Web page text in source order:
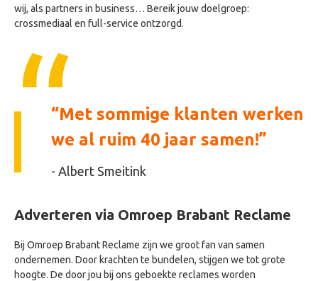
wij, als partners in business… Bereik jouw doelgroep:
crossmediaal en full-service ontzorgd.
Met sommige klanten werken
we al ruim 40 jaar samen!
- Albert Smeitink
Adverteren via Omroep Brabant Reclame
Bij Omroep Brabant Reclame zijn we groot fan van samen
ondernemen. Door krachten te bundelen, stijgen we tot grote
hoogte. De door jou bij ons geboekte reclames worden